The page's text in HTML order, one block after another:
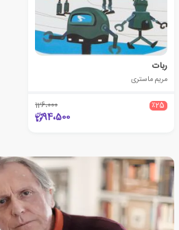
ربات
مریم ماستری
٪25 126،000
94،500